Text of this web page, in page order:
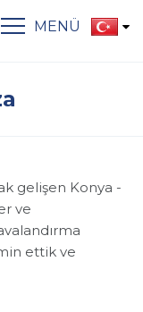
MENÜ
gelişen Konya -
ve
ettik ve